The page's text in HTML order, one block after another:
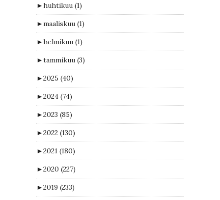
►huhtikuu (1)
►maaliskuu (1)
►helmikuu (1)
►tammikuu (3)
►2025 (40)
►2024 (74)
►2023 (85)
►2022 (130)
►2021 (180)
►2020 (227)
►2019 (233)